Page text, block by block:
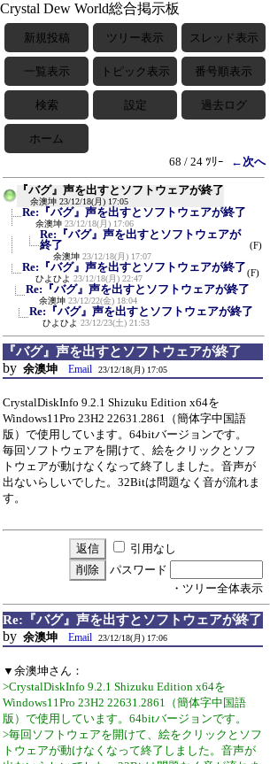
Crystal Dew World総合掲示板
新規投稿 ツリー表示 スレッド表示
一覧表示 トピック表示 番号順表示
検索 設定 過去ログ
ホーム
68 / 24 ﾂﾘｰ
←次へ
『バグ』声を出すとソフトウェアが終了
余澳坤 23/12/18(月) 17:05
Re:『バグ』声を出すとソフトウェアが終了
余澳坤 23/12/18(月) 17:06
Re:『バグ』声を出すとソフトウェアが
終了
余澳坤 23/12/18(月) 17:07
(F)
Re:『バグ』声を出すとソフトウェアが終了
ひよひよ 23/12/18(月) 22:47
(F)
Re:『バグ』声を出すとソフトウェアが終了
余澳坤 23/12/22(金) 18:04
Re:『バグ』声を出すとソフトウェアが終了
ひよひよ 23/12/23(土) 21:53
『バグ』声を出すとソフトウェアが終了
by 余澳坤 Email 23/12/18(月) 17:05
CrystalDiskInfo 9.2.1 Shizuku Edition x64を
Windows11Pro 23H2 22631.2861（簡体字中国語
版）で使用しています。64bitバージョンです。
毎回ソフトウェアを開けて、絵をクリックとソフ
トウェアが動けなくなって終了しました。音声が
出ないらしいでした。32Bitは問題なく音が流れま
す。
引用なし
パスワード
・ツリー全体表示
Re:『バグ』声を出すとソフトウェアが終了
by 余澳坤 Email 23/12/18(月) 17:06
▼余澳坤さん：
>CrystalDiskInfo 9.2.1 Shizuku Edition x64を
Windows11Pro 23H2 22631.2861（簡体字中国語
版）で使用しています。64bitバージョンです。
>毎回ソフトウェアを開けて、絵をクリックとソフ
トウェアが動けなくなって終了しました。音声が